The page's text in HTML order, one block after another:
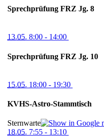
Sprechprüfung FRZ Jg. 8
13.05. 8:00 - 14:00
Sprechprüfung FRZ Jg. 10
15.05. 18:00 - 19:30
KVHS-Astro-Stammtisch
Sternwarte
18.05. 7:55 - 13:10